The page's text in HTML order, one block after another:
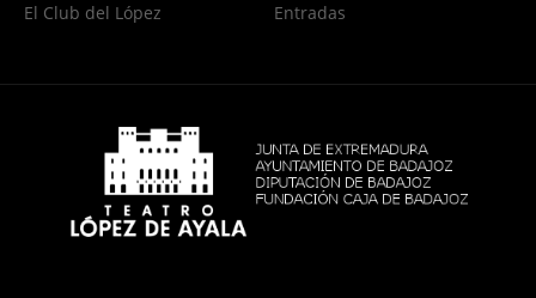
El Club del López Entradas